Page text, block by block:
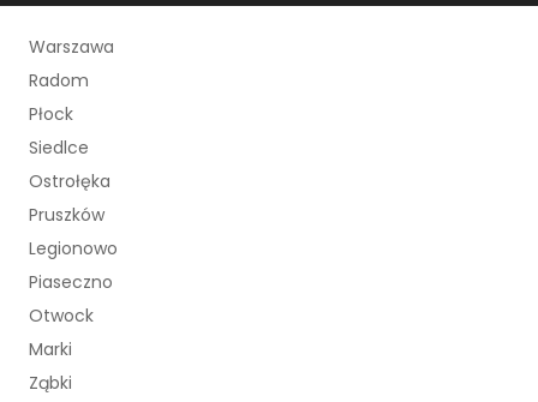
Warszawa
Radom
Płock
Siedlce
Ostrołęka
Pruszków
Legionowo
Piaseczno
Otwock
Marki
Ząbki